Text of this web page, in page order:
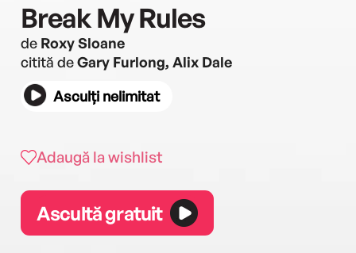
Break My Rules
de Roxy Sloane
citită deGary Furlong, Alix Dale
Asculți nelimitat
Adaugă la wishlist
Ascultă gratuit